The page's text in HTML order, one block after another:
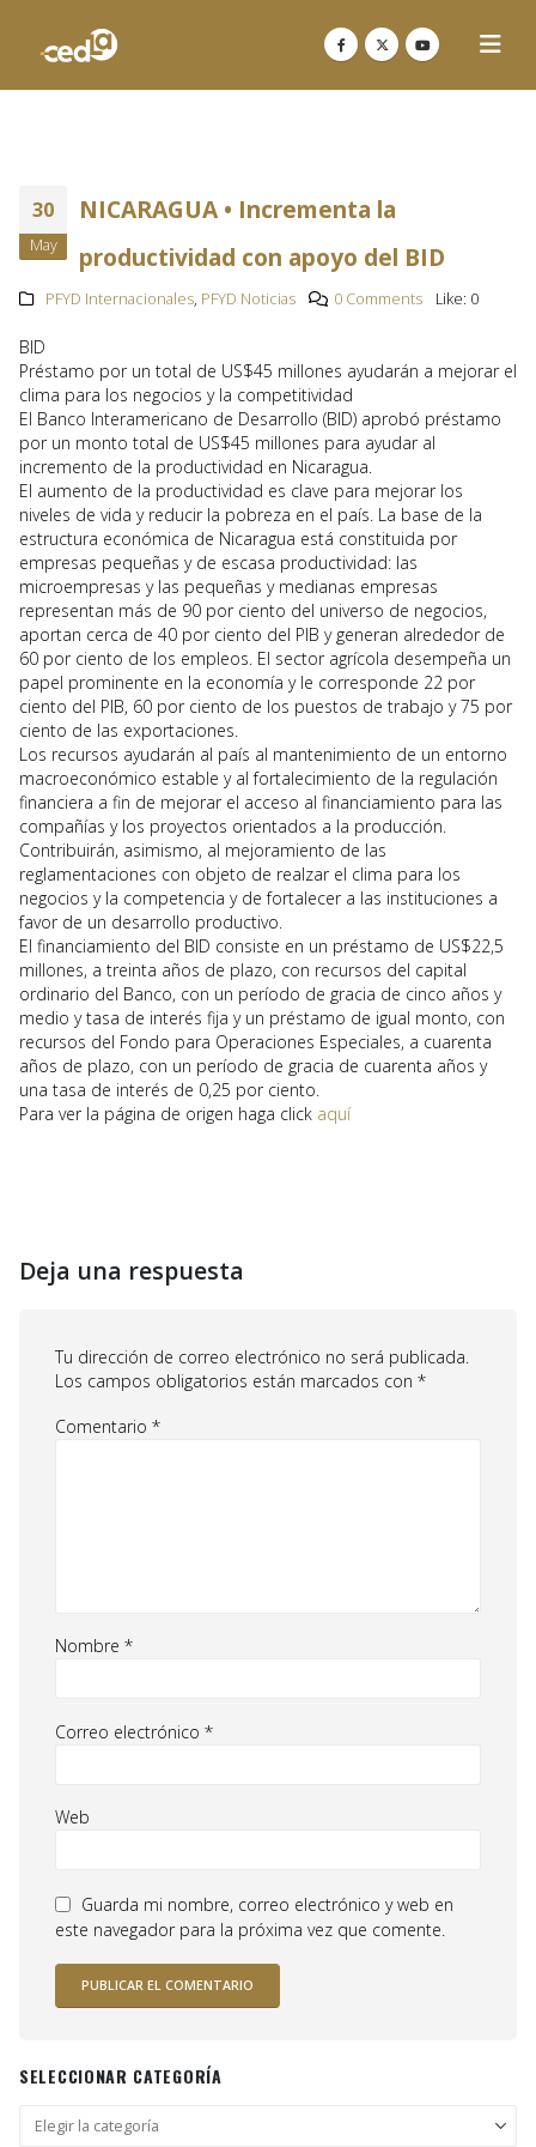
30
May
NICARAGUA • Incrementa la
productividad con apoyo del BID
PFYD Internacionales, PFYD Noticias 0 Comments Like: 0
BID
Préstamo por un total de US$45 millones ayudarán a mejorar el
clima para los negocios y la competitividad
El Banco Interamericano de Desarrollo (BID) aprobó préstamo
por un monto total de US$45 millones para ayudar al
incremento de la productividad en Nicaragua.
El aumento de la productividad es clave para mejorar los
niveles de vida y reducir la pobreza en el país. La base de la
estructura económica de Nicaragua está constituida por
empresas pequeñas y de escasa productividad: las
microempresas y las pequeñas y medianas empresas
representan más de 90 por ciento del universo de negocios,
aportan cerca de 40 por ciento del PIB y generan alrededor de
60 por ciento de los empleos. El sector agrícola desempeña un
papel prominente en la economía y le corresponde 22 por
ciento del PIB, 60 por ciento de los puestos de trabajo y 75 por
ciento de las exportaciones.
Los recursos ayudarán al país al mantenimiento de un entorno
macroeconómico estable y al fortalecimiento de la regulación
financiera a fin de mejorar el acceso al financiamiento para las
compañías y los proyectos orientados a la producción.
Contribuirán, asimismo, al mejoramiento de las
reglamentaciones con objeto de realzar el clima para los
negocios y la competencia y de fortalecer a las instituciones a
favor de un desarrollo productivo.
El financiamiento del BID consiste en un préstamo de US$22,5
millones, a treinta años de plazo, con recursos del capital
ordinario del Banco, con un período de gracia de cinco años y
medio y tasa de interés fija y un préstamo de igual monto, con
recursos del Fondo para Operaciones Especiales, a cuarenta
años de plazo, con un período de gracia de cuarenta años y
una tasa de interés de 0,25 por ciento.
Para ver la página de origen haga click aquí
Deja una respuesta
Tu dirección de correo electrónico no será publicada.
Los campos obligatorios están marcados con *
Comentario *
Nombre *
Correo electrónico *
Web
Guarda mi nombre, correo electrónico y web en
este navegador para la próxima vez que comente.
SELECCIONAR CATEGORÍA
Seleccionar
categoría